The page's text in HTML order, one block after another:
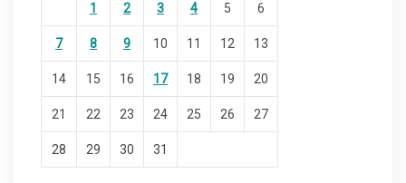
1 2 3 4 5 6
7 8 9 10 11 12 13
14 15 16 17 18 19 20
21 22 23 24 25 26 27
28 29 30 31